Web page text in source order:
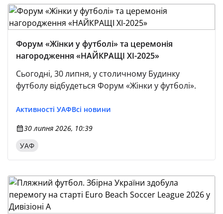
Форум «Жінки у футболі» та церемонія
нагородження «НАЙКРАЩІ ХІ-2025»
Сьогодні, 30 липня, у столичному Будинку
футболу відбудеться Форум «Жінки у футболі».
Активності УАФВсі новини
30 липня 2026, 10:39
УАФ